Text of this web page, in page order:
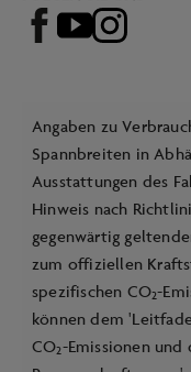
Angaben zu
Spannbreiten in
Ausstattungen des
Hinweis nach
gegenwärtig
zum offiziellen
spezifischen CO2-
können dem
CO2-Emissionen